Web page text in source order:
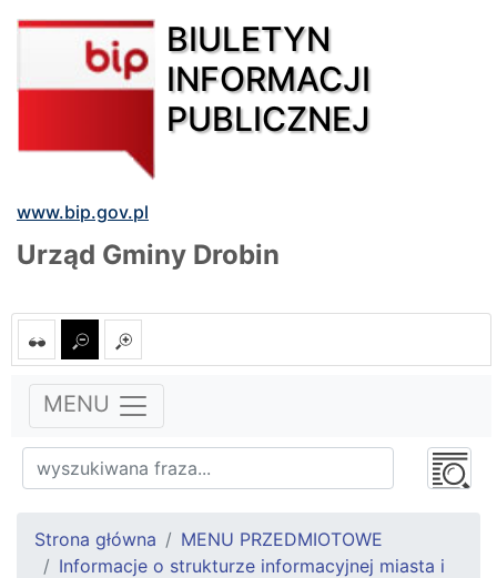
BIULETYN
INFORMACJI
PUBLICZNEJ
www.bip.gov.pl
Urząd Gminy Drobin
MENU
Strona główna
MENU PRZEDMIOTOWE
Informacje o strukturze informacyjnej miasta i